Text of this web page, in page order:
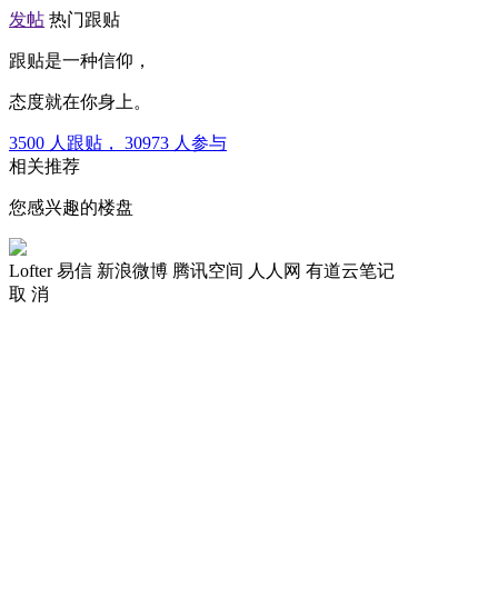
发帖 热门跟贴
跟贴是一种信仰，
态度就在你身上。
3500 人跟贴， 30973 人参与
相关推荐
您感兴趣的楼盘
Lofter 易信 新浪微博 腾讯空间 人人网 有道云笔记
取 消